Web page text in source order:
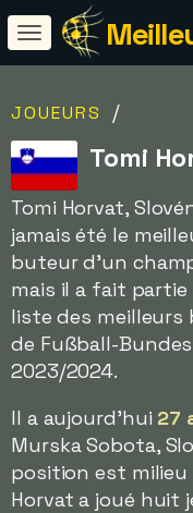
JOUEURS /
Tomi
Tomi Horvat,
jamais été le
buteur d'un
mais il a fait partie
liste des meilleurs
de Fußball-
2023/2024.
Il a aujourd'hui 27
Murska Sobota,
position est milieu
Horvat a joué huit